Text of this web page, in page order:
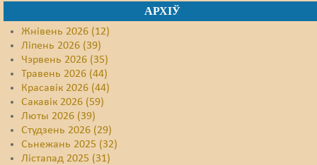
АРХІЎ
Жнівень 2026 (12)
Ліпень 2026 (39)
Чэрвень 2026 (35)
Травень 2026 (44)
Красавік 2026 (44)
Сакавік 2026 (59)
Люты 2026 (39)
Студзень 2026 (29)
Сьнежань 2025 (32)
Лістапад 2025 (31)